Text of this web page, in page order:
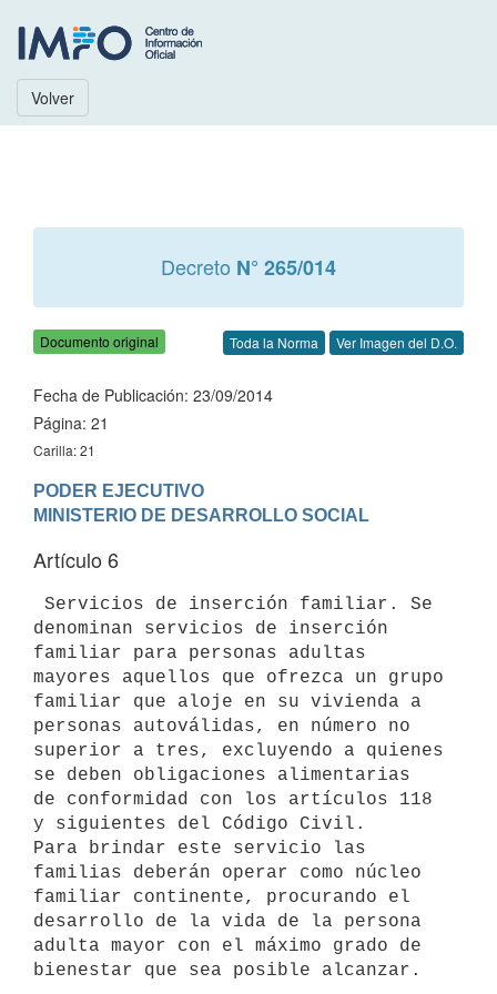
Volver
Decreto N° 265/014
Documento original Toda la Norma Ver Imagen del D.O.
Fecha de Publicación: 23/09/2014
Página: 21
Carilla: 21
PODER EJECUTIVO
Artículo 6
denominan servicios de inserción
familiar para personas adultas
mayores aquellos que ofrezca un grupo
familiar que aloje en su vivienda a
personas autoválidas, en número no
superior a tres, excluyendo a quienes
se deben obligaciones alimentarias
de conformidad con los artículos 118
y siguientes del Código Civil.
Para brindar este servicio las
familias deberán operar como núcleo
familiar continente, procurando el
desarrollo de la vida de la persona
adulta mayor con el máximo grado de